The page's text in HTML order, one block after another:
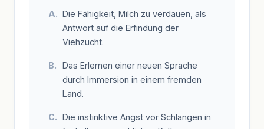
Die Fähigkeit, Milch zu verdauen, als
Antwort auf die Erfindung der
Viehzucht.
Das Erlernen einer neuen Sprache
durch Immersion in einem fremden
Land.
Die instinktive Angst vor Schlangen in